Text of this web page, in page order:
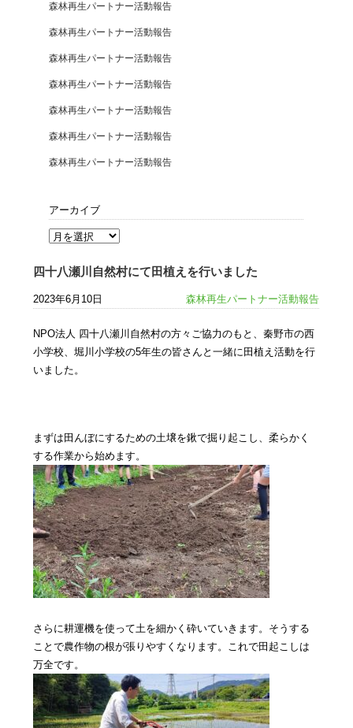
森林再生パートナー活動報告
森林再生パートナー活動報告
森林再生パートナー活動報告
森林再生パートナー活動報告
森林再生パートナー活動報告
森林再生パートナー活動報告
森林再生パートナー活動報告
アーカイブ
四十八瀬川自然村にて田植えを行いました
2023年6月10日 森林再生パートナー活動報告
NPO法人 四十八瀬川自然村の方々ご協力のもと、秦野市の西
小学校、堀川小学校の5年生の皆さんと一緒に田植え活動を行
いました。
まずは田んぼにするための土壌を鍬で掘り起こし、柔らかく
する作業から始めます。
さらに耕運機を使って土を細かく砕いていきます。そうする
ことで農作物の根が張りやすくなります。これで田起こしは
万全です。